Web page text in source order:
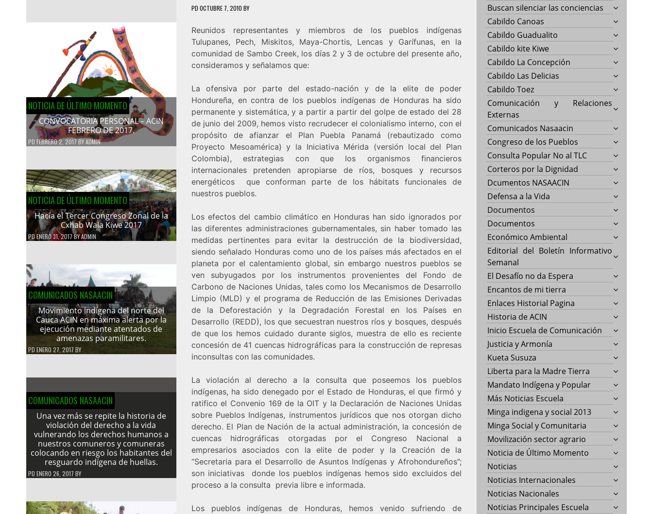
NOTICIA DE ÚLTIMO MOMENTO
CONVOCATORIA PERSONAL – ACIN
FEBRERO DE 2017.
PD FEBRERO 2, 2017BYADMIN
NOTICIA DE ÚLTIMO MOMENTO
Hacía el Tercer Congreso Zonal de la
Cxhab Wala Kiwe 2017
PDENERO 31, 2017BYADMIN
COMUNICADOS NASAACIN
Movimiento indígena del norte del
Cauca ACIN en máxima alerta por la
ejecución mediante atentados de
amenazas paramilitares.
PD ENERO 27, 2017 BY
COMUNICADOS NASAACIN
Una vez más se repite la historia de
violación del derecho a la vida
vulnerando los derechos humanos a
nuestros comuneros y comuneras
colocando en riesgo los habitantes del
resguardo indígena de huellas.
PD ENERO 26, 2017 BY
PD OCTUBRE 7, 2010 BY
Reunidos representantes y miembros de los pueblos indígenas
Tulupanes, Pech, Miskitos, Maya-Chortis, Lencas y Garífunas, en la
comunidad de Sambo Creek, los días 2 y 3 de octubre del presente año,
consideramos y señalamos que:
La ofensiva por parte del estado-nación y de la elite de poder
Hondureña, en contra de los pueblos indígenas de Honduras ha sido
permanente y sistemática, y a partir a partir del golpe de estado del 28
de junio del 2009, hemos visto recrudecer el colonialismo interno, con el
propósito de afianzar el Plan Puebla Panamá (rebautizado como
Proyecto Mesoamérica) y la Iniciativa Mérida (versión local del Plan
Colombia), estrategias con que los organismos financieros
internacionales pretenden apropiarse de ríos, bosques y recursos
energéticos que conforman parte de los hábitats funcionales de
nuestros pueblos.
Los efectos del cambio climático en Honduras han sido ignorados por
las diferentes administraciones gubernamentales, sin haber tomado las
medidas pertinentes para evitar la destrucción de la biodiversidad,
siendo señalado Honduras como uno de los países más afectados en el
planeta por el calentamiento global, sin embargo nuestros pueblos se
ven subyugados por los instrumentos provenientes del Fondo de
Carbono de Naciones Unidas, tales como los Mecanismos de Desarrollo
Limpio (MLD) y el programa de Reducción de las Emisiones Derivadas
de la Deforestación y la Degradación Forestal en los Países en
Desarrollo (REDD), los que secuestran nuestros ríos y bosques, después
de que los hemos cuidado durante siglos, muestra de ello es reciente
concesión de 41 cuencas hidrográficas para la construcción de represas
inconsultas con las comunidades.
La violación al derecho a la consulta que poseemos los pueblos
indígenas, ha sido denegado por el Estado de Honduras, el que firmó y
ratifico el Convenio 169 de la OIT y la Declaración de Naciones Unidas
sobre Pueblos Indígenas, instrumentos jurídicos que nos otorgan dicho
derecho. El Plan de Nación de la actual administración, la concesión de
cuencas hidrográficas otorgadas por el Congreso Nacional a
empresarios asociados con la elite de poder y la Creación de la
“Secretaria para el Desarrollo de Asuntos Indígenas y Afrohondureños”;
son iniciativas donde los pueblos indígenas hemos sido excluidos del
proceso a la consulta previa libre e informada.
Los pueblos indígenas de Honduras, hemos venido sufriendo de
Buscan silenciar las conciencias
Cabildo Canoas
Cabildo Guadualito
Cabildo kite Kiwe
Cabildo La Concepción
Cabildo Las Delicias
Cabildo Toez
Comunicación y Relaciones
Externas
Comunicados Nasaacin
Congreso de los Pueblos
Consulta Popular No al TLC
Corteros por la Dignidad
Dcumentos NASAACIN
Defensa a la Vida
Documentos
Documentos
Económico Ambiental
Editorial del Boletín Informativo
Semanal
El Desafío no da Espera
Encantos de mi tierra
Enlaces Historial Pagina
Historia de ACIN
Inicio Escuela de Comunicación
Justicia y Armonía
Kueta Susuza
Liberta para la Madre Tierra
Mandato Indígena y Popular
Más Noticias Escuela
Minga indigena y social 2013
Minga Social y Comunitaria
Movilización sector agrario
Noticia de Último Momento
Noticias
Noticias Internacionales
Noticias Nacionales
Noticias Principales Escuela